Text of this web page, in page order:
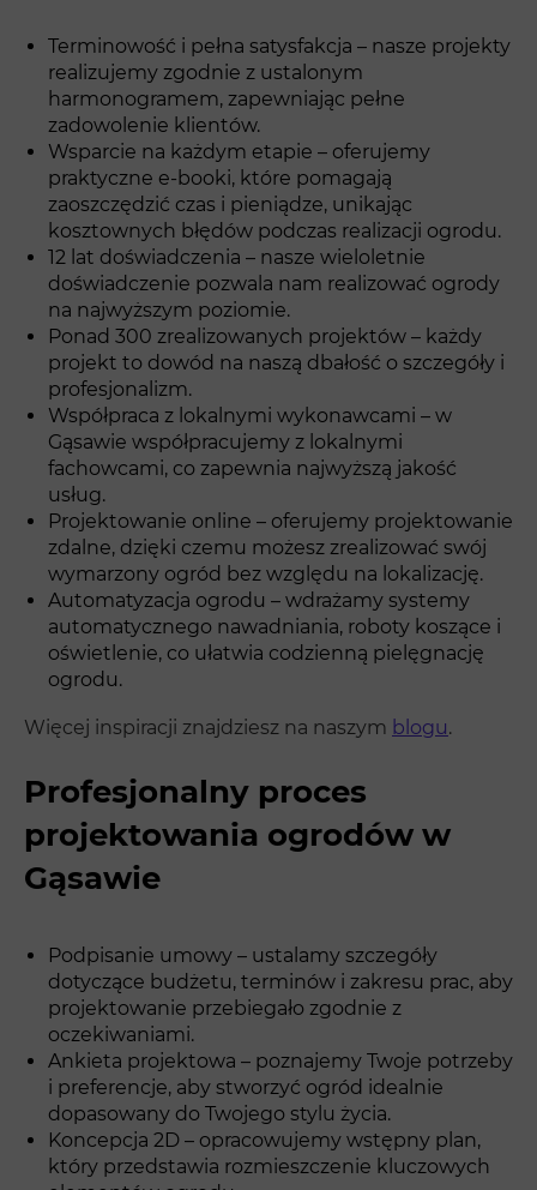
Terminowość i pełna satysfakcja – nasze projekty
realizujemy zgodnie z ustalonym
harmonogramem, zapewniając pełne
zadowolenie klientów.
Wsparcie na każdym etapie – oferujemy
praktyczne e-booki, które pomagają
zaoszczędzić czas i pieniądze, unikając
kosztownych błędów podczas realizacji ogrodu.
12 lat doświadczenia – nasze wieloletnie
doświadczenie pozwala nam realizować ogrody
na najwyższym poziomie.
Ponad 300 zrealizowanych projektów – każdy
projekt to dowód na naszą dbałość o szczegóły i
profesjonalizm.
Współpraca z lokalnymi wykonawcami – w
Gąsawie współpracujemy z lokalnymi
fachowcami, co zapewnia najwyższą jakość
usług.
Projektowanie online – oferujemy projektowanie
zdalne, dzięki czemu możesz zrealizować swój
wymarzony ogród bez względu na lokalizację.
Automatyzacja ogrodu – wdrażamy systemy
automatycznego nawadniania, roboty koszące i
oświetlenie, co ułatwia codzienną pielęgnację
ogrodu.
Więcej inspiracji znajdziesz na naszym blogu.
Profesjonalny proces
projektowania ogrodów w
Gąsawie
Podpisanie umowy – ustalamy szczegóły
dotyczące budżetu, terminów i zakresu prac, aby
projektowanie przebiegało zgodnie z
oczekiwaniami.
Ankieta projektowa – poznajemy Twoje potrzeby
i preferencje, aby stworzyć ogród idealnie
dopasowany do Twojego stylu życia.
Koncepcja 2D – opracowujemy wstępny plan,
który przedstawia rozmieszczenie kluczowych